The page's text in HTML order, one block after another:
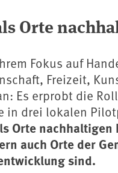
Orte
Fokus auf
Freizeit,
Es erprobt die
in drei lokalen
Orte
auch Orte der
sind.